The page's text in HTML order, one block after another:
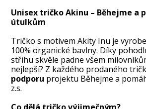
Unisex tričko Akinu – Běhejme a
útulkům
Tričko s motivem Akity Inu je
100% organické bavlny. Díky
střihu skvěle padne všem
nejlepší? Z každého prodaného
podporu projektu Běhejme a
z.s.